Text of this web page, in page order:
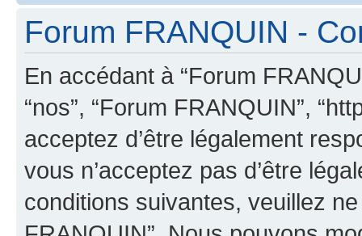
Forum FRANQUIN -
En accédant à “Forum
“nos”, “Forum FRANQUIN”,
acceptez d’être légalement
vous n’acceptez pas d’être
conditions suivantes, veuillez